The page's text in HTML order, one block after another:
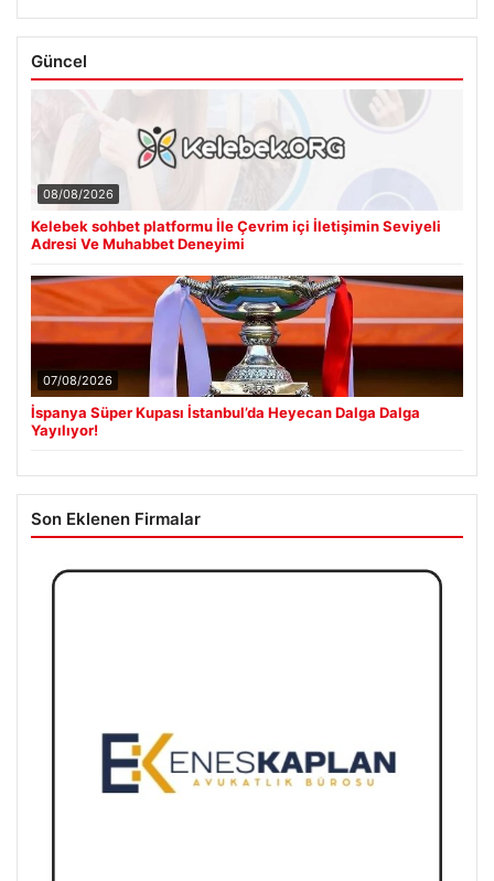
Güncel
08/08/2026
Kelebek sohbet platformu İle Çevrim içi İletişimin Seviyeli
Adresi Ve Muhabbet Deneyimi
07/08/2026
İspanya Süper Kupası İstanbul’da Heyecan Dalga Dalga
Yayılıyor!
Son Eklenen Firmalar